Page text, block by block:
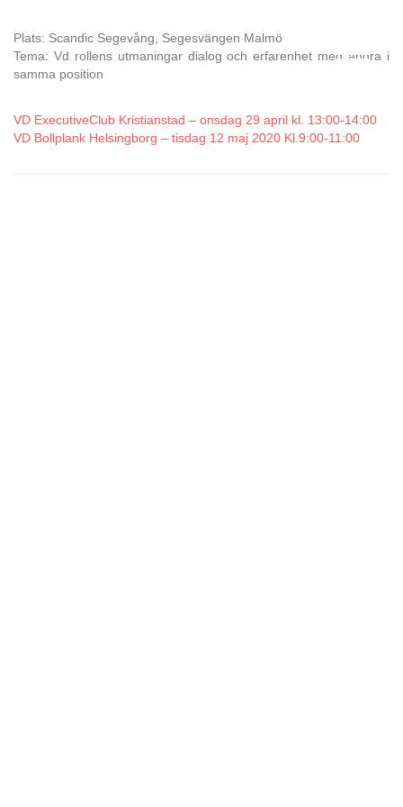
Plats: Scandic Segevång, Segesvängen Malmö
Tema: Vd rollens utmaningar dialog och erfarenhet med andra i
samma position
VD ExecutiveClub Kristianstad – onsdag 29 april kl. 13:00-14:00
VD Bollplank Helsingborg – tisdag 12 maj 2020 Kl.9:00-11:00